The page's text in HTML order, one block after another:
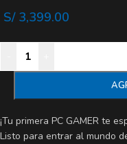
S/3,399.00
¡Tu primera PC GAMER te
Listo para entrar al mundo